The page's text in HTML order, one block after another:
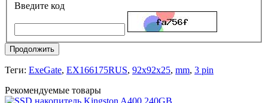
Введите код
Продолжить
Теги: ExeGate, EX166175RUS, 92x92x25, mm, 3 pin
Рекомендуемые товары